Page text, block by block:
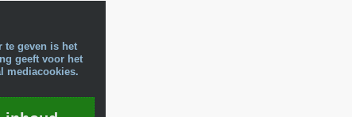
te geven is het
geeft voor het
mediacookies.